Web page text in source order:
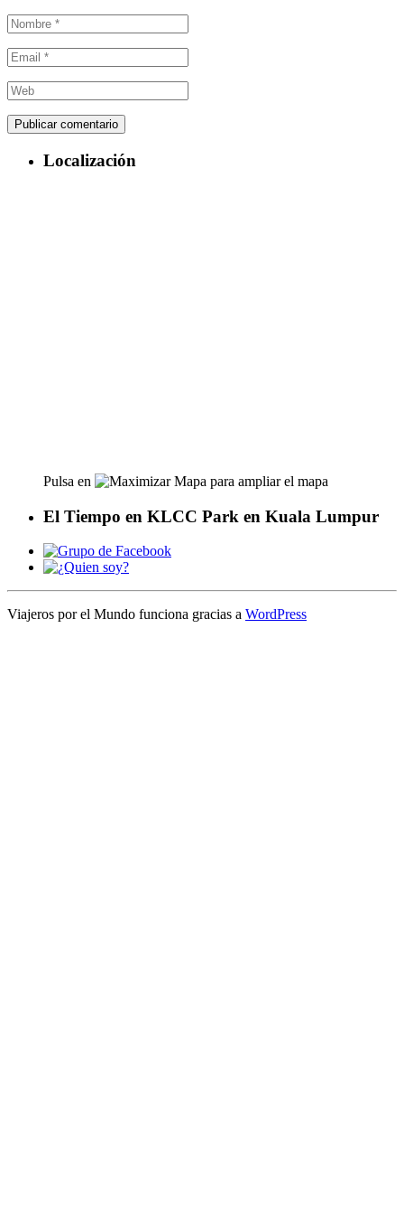
Localización
Pulsa en para ampliar el mapa
El Tiempo en KLCC Park en Kuala Lumpur
Viajeros por el Mundo funciona gracias a WordPress